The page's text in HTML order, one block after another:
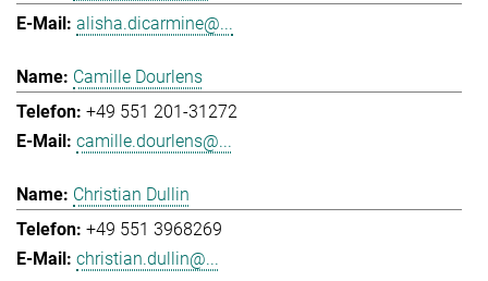
alisha.dicarmine@...
Camille Dourlens
+49 551 201-31272
camille.dourlens@...
Christian Dullin
+49 551 3968269
christian.dullin@...